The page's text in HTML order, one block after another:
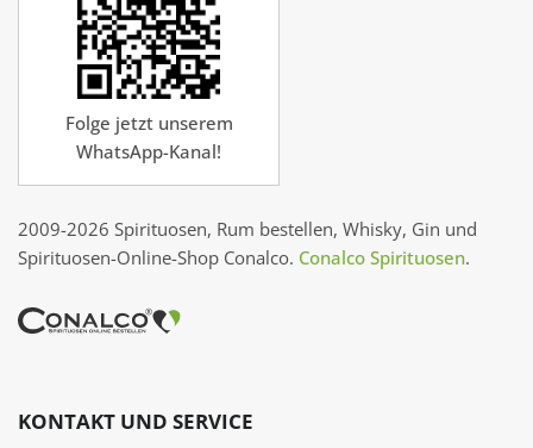
Folge jetzt unserem
WhatsApp-Kanal!
2009-2026 Spirituosen, Rum bestellen, Whisky, Gin und
Spirituosen-Online-Shop Conalco. Conalco Spirituosen.
KONTAKT UND SERVICE